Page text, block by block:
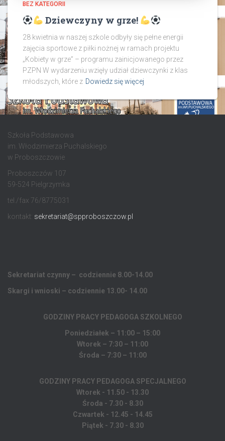
BEZ KATEGORII
Dziewczyny w grze!
28 kwietnia w naszej szkole odbyły się pełne energii
zajęcia sportowe z piłki nożnej w ramach projektu
„Kobiety w grze” – programu zainicjowanego przez
PZPN W wydarzeniu wzięły udział dziewczynki z klas
młodszych, które z Dowiedz się więcej
Szkoła Podstawowa
im. Włodzimierza Puchalskiego
w Proboszczowie
Proboszczów 107
59-524 Pielgrzymka
tel./fax 76/8775031
kontakt: sekretariat@spproboszczow.pl
Sekretariat czynny – codziennie 8.00-14.00
Skargi i wnioski – codziennie 13.00- 14.00
GODZINY PRACY PEDAGOGA SZKOLNEGO
Poniedziałek – 11:00 – 15:00
Wtorek – 7:30 – 11:00
Środa – 7:30 – 11:00
GODZINY PRACY PEDAGOGA SPECJALNEGO
Wtorek - 11.50 - 13.30
Środa - 7.30 - 8.30
Czwartek - 12.45 - 14.45
Piątek - 7.30 - 8.30